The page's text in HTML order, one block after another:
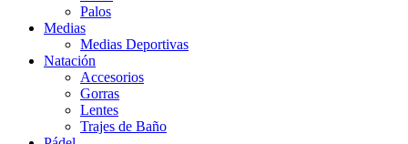
Palos
Medias
Medias Deportivas
Natación
Accesorios
Gorras
Lentes
Trajes de Baño